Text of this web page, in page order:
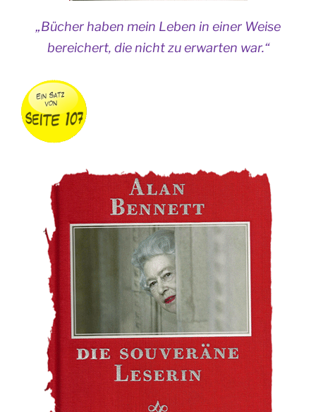
„Bücher haben mein Leben in einer Weise
bereichert, die nicht zu erwarten war.“